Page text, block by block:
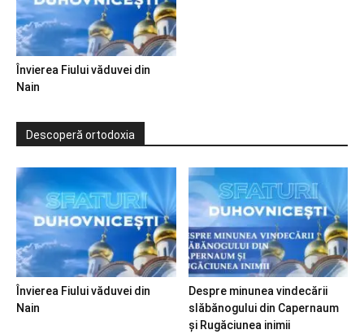
Învierea Fiului văduvei din
Nain
Descoperă ortodoxia
Învierea Fiului văduvei din
Nain
Despre minunea vindecării
slăbănogului din Capernaum
și Rugăciunea inimii